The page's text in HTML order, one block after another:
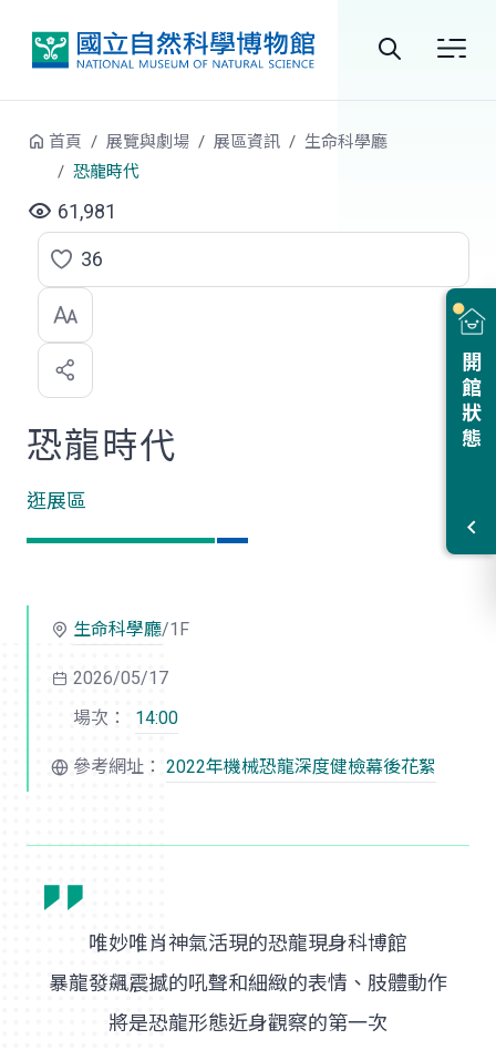
站
開館狀態
首頁 展覽與劇場 展區資訊
生命科學廳
恐龍時代
61,981
點
選
喜
歡
36
恐龍時代
逛展區
生命科學廳/1F
2026/05/17
場次：
14:00
參考網址： 2022年機械恐龍深度健檢幕後花絮
唯妙唯肖神氣活現的恐龍現身科博館
暴龍發飆震撼的吼聲和細緻的表情、肢體動作
將是恐龍形態近身觀察的第一次